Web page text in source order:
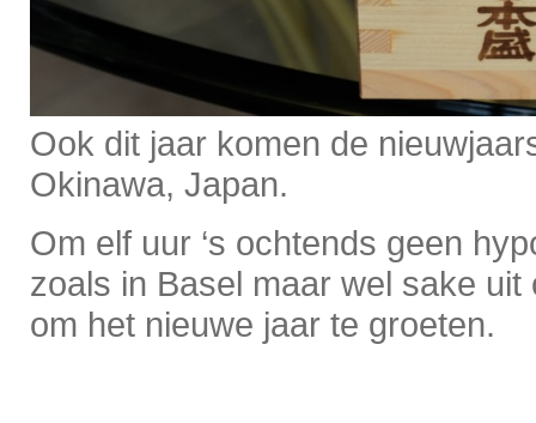
Ook dit jaar komen de
Okinawa, Japan.
Om elf uur ‘s ochtends geen
zoals in Basel maar wel sake
om het nieuwe jaar te groeten.